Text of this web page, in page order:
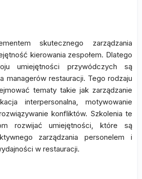
skutecznego zarządzania
kierowania zespołem. Dlatego
umiejętności przywódczych są
managerów restauracji. Tego rodzaju
tematy takie jak zarządzanie
interpersonalna, motywowanie
konfliktów. Szkolenia te
rozwijać umiejętności, które są
zarządzania personelem i
w restauracji.